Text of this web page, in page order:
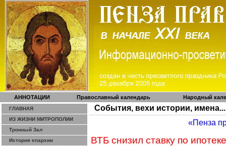
АННОТАЦИИ Православный календарь Народный
ГЛАВНАЯ
ИЗ ЖИЗНИ МИТРОПОЛИИ
Тронный Зал
История епархии
События, вехи истории, имена...
«Пенза
ВТБ снизил ставку по